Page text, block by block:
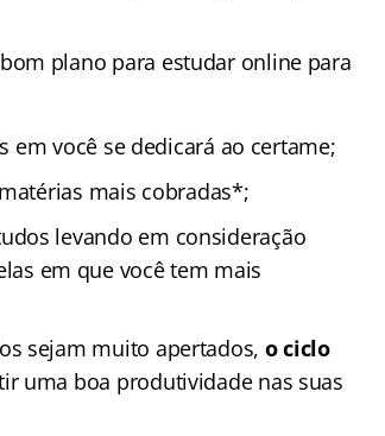
plano para estudar online para
em você se dedicará ao certame;
mais cobradas*;
levando em consideração
em que você tem mais
sejam muito apertados, o ciclo
uma boa produtividade nas suas